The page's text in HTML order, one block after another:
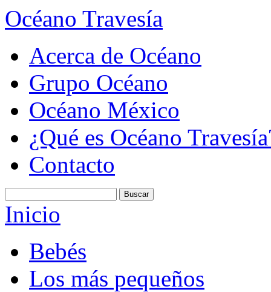
Océano Travesía
Acerca de Océano
Grupo Océano
Océano México
¿Qué es Océano
Contacto
Inicio
Bebés
Los más pequeños